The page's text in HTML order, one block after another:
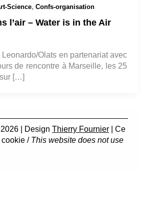
Science, Confs-organisation
l’air – Water is in the Air
Leonardo/Olats en partenariat avec
de rencontre à Marseille, les 25
[…]
| Design Thierry Fournier | Ce
/ This website does not use